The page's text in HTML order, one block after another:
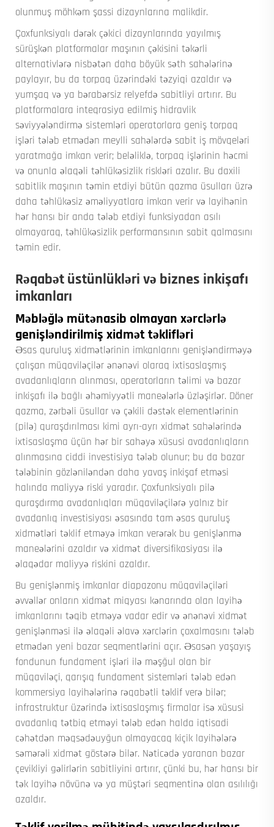
olunmuş möhkəm şassi dizaynlarına malikdir.
Çoxfunksiyalı dərək çəkici dizaynlarında yayılmış
sürüşkən platformalar maşının çəkisini təkərli
alternativlərə nisbətən daha böyük səth sahələrinə
paylayır, bu da torpaq üzərindəki təzyiqi azaldır və
yumşaq və ya bərabərsiz relyefdə sabitliyi artırır. Bu
platformalara inteqrasiya edilmiş hidravlik
səviyyələndirmə sistemləri operatorlara geniş torpaq
işləri tələb etmədən meylli sahələrdə sabit iş mövqeləri
yaratmağa imkan verir; beləliklə, torpaq işlərinin həcmi
və onunla əlaqəli təhlükəsizlik riskləri azalır. Bu daxili
sabitlik maşının təmin etdiyi bütün qazma üsulları üzrə
daha təhlükəsiz əməliyyatlara imkan verir və layihənin
hər hansı bir anda tələb etdiyi funksiyadan asılı
olmayaraq, təhlükəsizlik performansının sabit qalmasını
təmin edir.
Rəqabət üstünlükləri və biznes inkişafı
imkanları
Məbləğlə mütənasib olmayan xərclərlə
genişləndirilmiş xidmət təklifləri
Əsas quruluş xidmətlərinin imkanlarını genişləndirməyə
çalışan müqaviləçilər ənənəvi olaraq ixtisaslaşmış
avadanlıqların alınması, operatorların təlimi və bazar
inkişafı ilə bağlı əhəmiyyətli maneələrlə üzləşirlər. Döner
qazma, zərbəli üsullar və çəkili dəstək elementlərinin
(pilə) quraşdırılması kimi ayrı-ayrı xidmət sahələrində
ixtisaslaşma üçün hər bir sahəyə xüsusi avadanlıqların
alınmasına ciddi investisiya tələb olunur; bu da bazar
tələbinin gözləniləndən daha yavaş inkişaf etməsi
halında maliyyə riski yaradır. Çoxfunksiyalı pilə
quraşdırma avadanlıqları müqaviləçilərə yalnız bir
avadanlıq investisiyası əsasında tam əsas quruluş
xidmətləri təklif etməyə imkan verərək bu genişlənmə
maneələrini azaldır və xidmət diversifikasiyası ilə
əlaqədar maliyyə riskini azaldır.
Bu genişlənmiş imkanlar diapazonu müqaviləçiləri
əvvəllər onların xidmət miqyası kənarında olan layihə
imkanlarını təqib etməyə vadar edir və ənənəvi xidmət
genişlənməsi ilə əlaqəli əlavə xərclərin çoxalmasını tələb
etmədən yeni bazar seqmentlərini açır. Əsasən yaşayış
fondunun fundament işləri ilə məşğul olan bir
müqaviləçi, qarışıq fundament sistemləri tələb edən
kommersiya layihələrinə rəqabətli təklif verə bilər;
infrastruktur üzərində ixtisaslaşmış firmalar isə xüsusi
avadanlıq tətbiq etməyi tələb edən halda iqtisadi
cəhətdən məqsədəuyğun olmayacaq kiçik layihələrə
səmərəli xidmət göstərə bilər. Nəticədə yaranan bazar
çevikliyi gəlirlərin sabitliyini artırır, çünki bu, hər hansı bir
tək layihə növünə və ya müştəri seqmentinə olan asılılığı
azaldır.